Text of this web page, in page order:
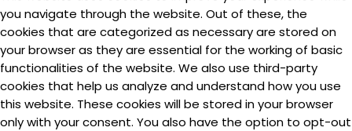
you navigate through the website. Out of these, the
cookies that are categorized as necessary are stored on
your browser as they are essential for the working of basic
functionalities of the website. We also use third-party
cookies that help us analyze and understand how you use
this website. These cookies will be stored in your browser
only with your consent. You also have the option to opt-out